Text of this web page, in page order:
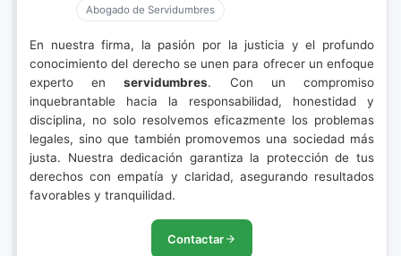
Abogado de Servidumbres
En nuestra firma, la pasión por la justicia y el profundo
conocimiento del derecho se unen para ofrecer un enfoque
experto enservidumbres. Con un compromiso
inquebrantable hacia la responsabilidad, honestidad y
disciplina, no solo resolvemos eficazmente los problemas
legales, sino que también promovemos una sociedad más
justa. Nuestra dedicación garantiza la protección de tus
derechos con empatía y claridad, asegurando resultados
favorables y tranquilidad.
Contactar